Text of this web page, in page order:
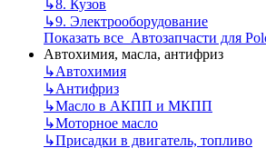
↳8. Кузов
↳9. Электрооборудование
Показать все Автозапчасти для
Автохимия, масла, антифриз
↳Автохимия
↳Антифриз
↳Масло в АКПП и МКПП
↳Моторное масло
↳Присадки в двигатель, топливо